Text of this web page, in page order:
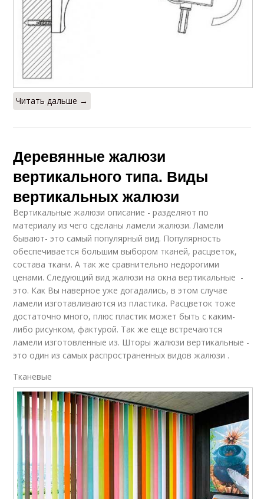
Читать дальше →
Деревянные жалюзи
вертикального типа. Виды
вертикальных жалюзи
Вертикальные жалюзи описание - разделяют по
материалу из чего сделаны ламели жалюзи. Ламели
бывают- это самый популярный вид. Популярность
обеспечивается большим выбором тканей, расцветок,
состава ткани. А так же сравнительно недорогими
ценами. Следующий вид жалюзи на окна вертикальные -
это. Как Вы наверное уже догадались, в этом случае
ламели изготавливаются из пластика. Расцветок тоже
достаточно много, плюс пластик может быть с каким-
либо рисунком, фактурой. Так же еще встречаются
ламели изготовленные из. Шторы жалюзи вертикальные -
это один из самых распространенных видов жалюзи .
Тканевые